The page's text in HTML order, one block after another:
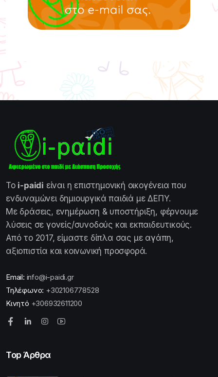
Το i-paidi είναι η επιστημονική οικογένεια που
ενδυναμώνει δημιουργικά παιδιά με ΔΕΠΥ.
Με δράσεις, ενημέρωση & υποστήριξη, φέρνουμε
λύσεις σε γονείς/συνοδούς και εκπαιδευτικούς.
Από το 2017, είμαστε δίπλα σας με αγάπη,
αξιοπιστία και κοινωνική προσφορά.
Email: info@i-paidi.gr
Τηλέφωνο: +302106778528
Κινητό +306932611200
Top Άρθρα